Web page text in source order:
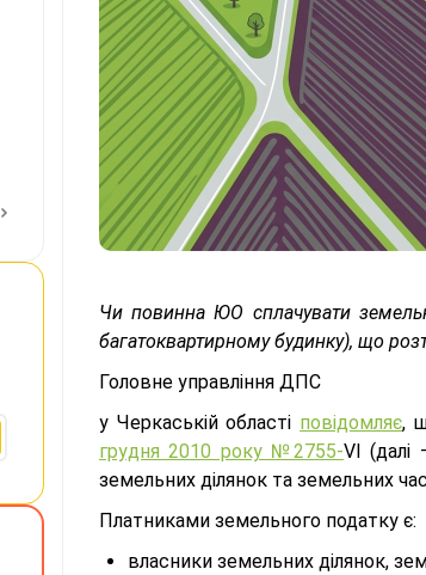
Чи повинна ЮО сплачувати
багатоквартирному будинку), що
Головне управління ДПС
у Черкаській області повідомляє,
грудня 2010 року №2755-VI
земельних ділянок та земельних
Платниками земельного податку є:
власники земельних ділянок,